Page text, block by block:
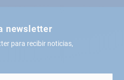
newsletter
para recibir noticias,